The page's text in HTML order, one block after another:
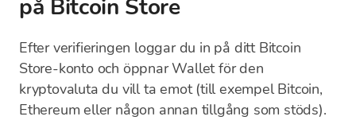
på Bitcoin Store
Efter verifieringen loggar du in på ditt Bitcoin
Store-konto och öppnar Wallet för den
kryptovaluta du vill ta emot (till exempel Bitcoin,
Ethereum eller någon annan tillgång som stöds).